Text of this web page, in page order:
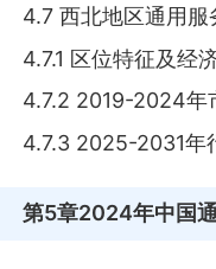
4.7 西北地区通用服
4.7.1 区位特征及经
4.7.2 2019-2024年
4.7.3 2025-2031年
第5章2024年中国